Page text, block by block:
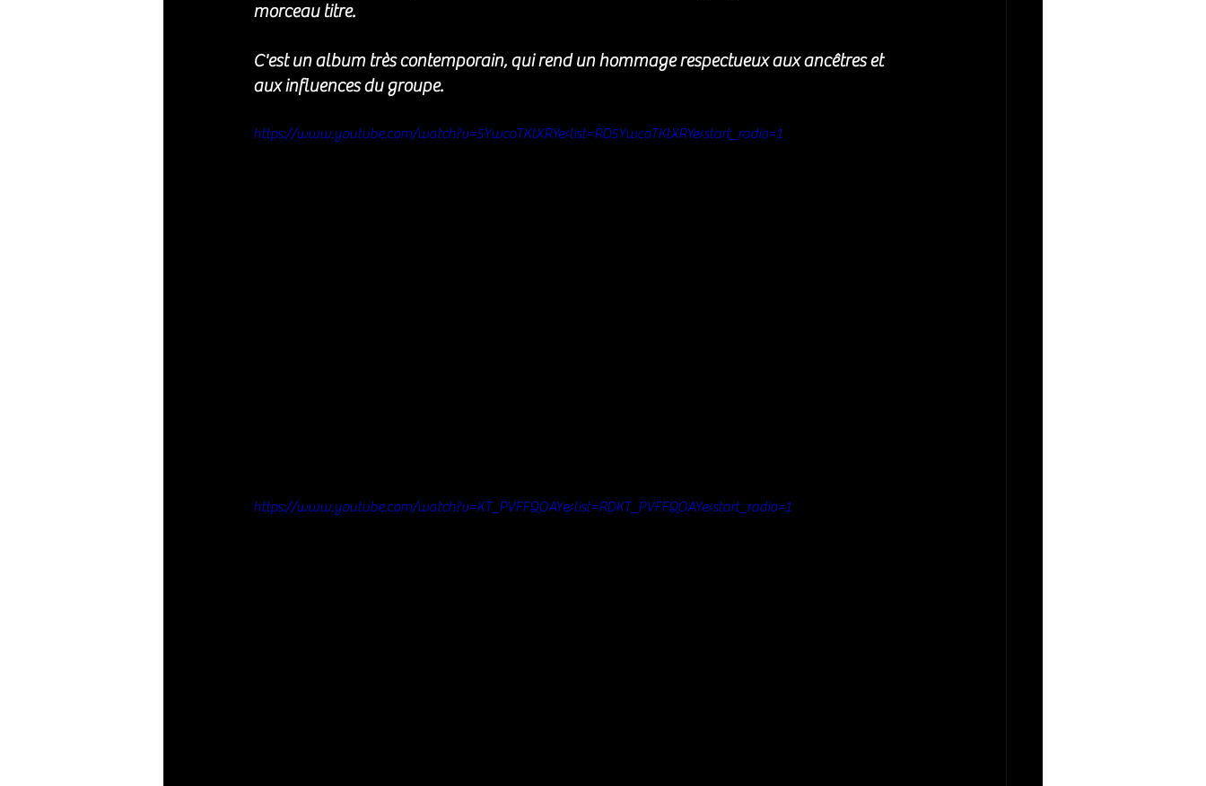
morceau titre.
C'est un album très contemporain, qui rend un hommage respectueux aux ancêtres et
aux influences du groupe.
https://www.youtube.com/watch?v=5YwcoTKtXRY&list=RD5YwcoTKtXRY&start_radio=1
https://www.youtube.com/watch?v=KT_PVFFQOAY&list=RDKT_PVFFQOAY&start_radio=1